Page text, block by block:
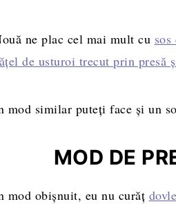
ne plac cel mai mult cu
de usturoi trecut prin presă
mod similar puteți face și un
MOD DE
mod obișnuit, eu nu curăț